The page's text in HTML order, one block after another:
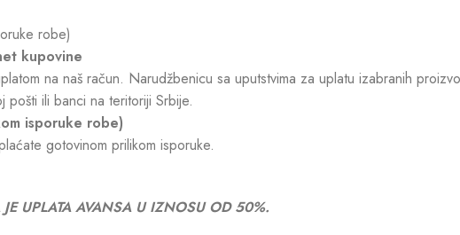
robe)
kupovine
na naš račun. Narudžbenicu sa uputstvima za uplatu izabranih
pošti ili banci na teritoriji Srbije.
isporuke robe)
gotovinom prilikom isporuke.
UPLATA AVANSA U IZNOSU OD 50%.